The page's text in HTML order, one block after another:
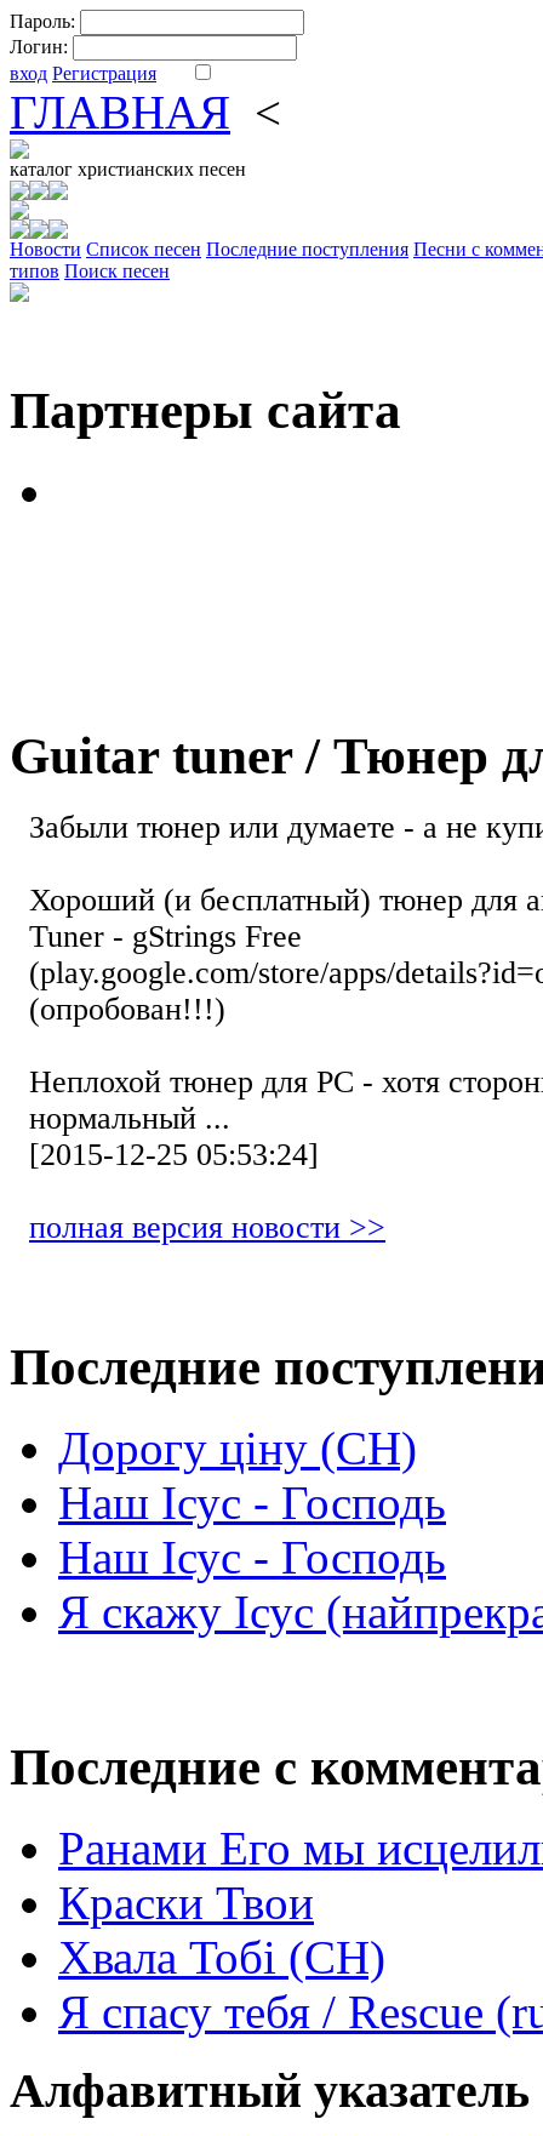
Пароль:
Логин:
вход Регистрация
ГЛАВНАЯ <
каталог христианских песен
Новости Cписок песен Последние поступления Песни с
типов Поиск песен
Партнеры сайта
Guitar tuner / Тюнер
Забыли тюнер или думаете - а не
Хороший (и бесплатный) тюнер для
Tuner - gStrings Free
(play.google.com/store/apps/
(опробован!!!)
Неплохой тюнер для РС - хотя
нормальный ...
[2015-12-25 05:53:24]
полная версия новости >>
Последние
Дорогу ціну (СН)
Наш Ісус - Господь
Наш Ісус - Господь
Я скажу Ісус
Последние с
Ранами Его мы
Краски Твои
Хвала Тобі (СН)
Я спасу тебя / Rescue
Алфавитный указатель